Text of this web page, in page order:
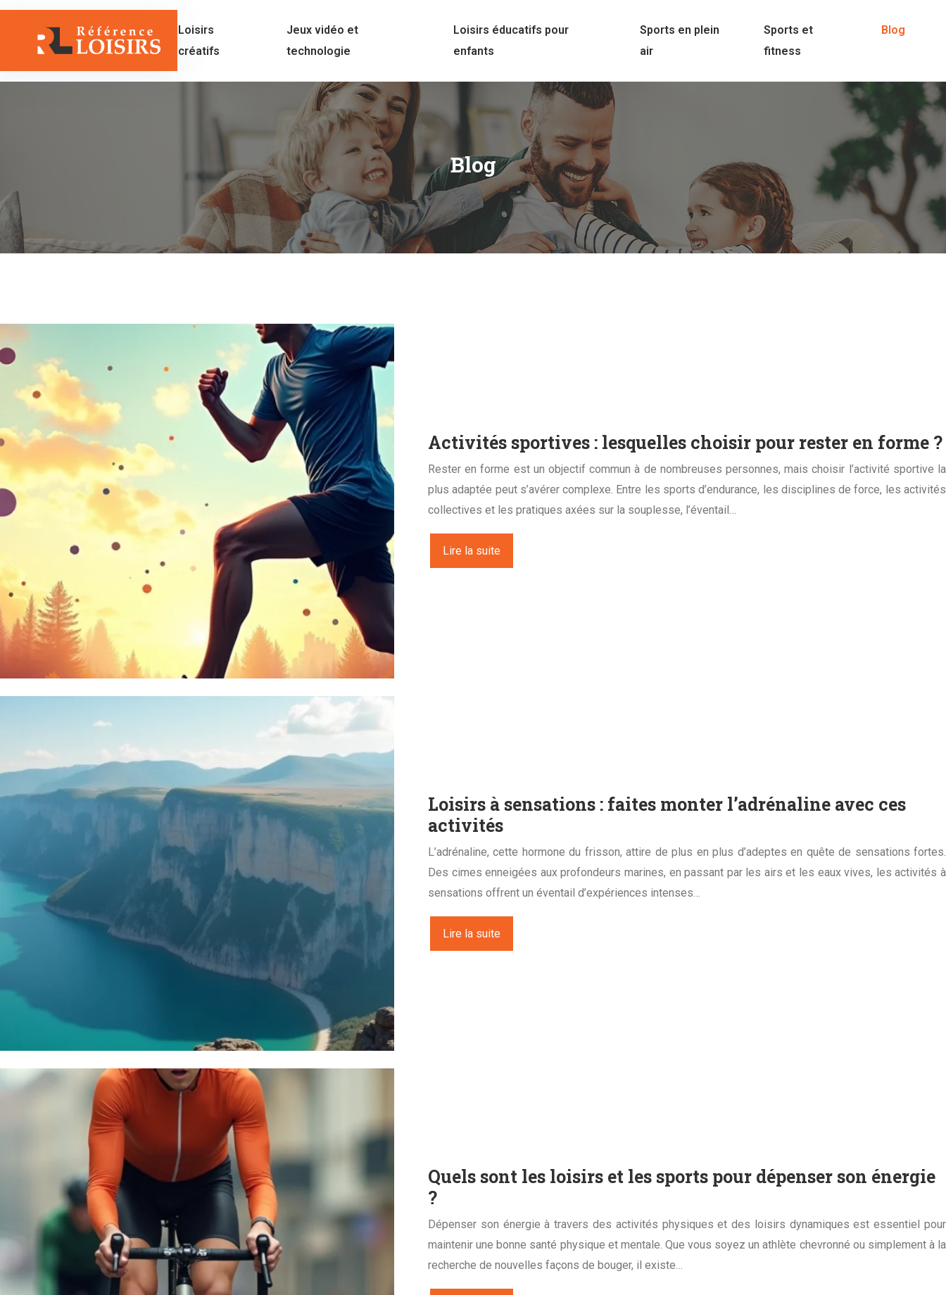
Loisirs
créatifs
Jeux vidéo et
technologie
Loisirs éducatifs pour
enfants
Sports en plein
air
Sports et
fitness
Blog
Blog
Activités sportives : lesquelles choisir pour rester en forme ?
Rester en forme est un objectif commun à de nombreuses personnes, mais choisir l’activité sportive la
plus adaptée peut s’avérer complexe. Entre les sports d’endurance, les disciplines de force, les activités
collectives et les pratiques axées sur la souplesse, l’éventail…
Lire la suite
Loisirs à sensations : faites monter l’adrénaline avec ces
activités
L’adrénaline, cette hormone du frisson, attire de plus en plus d’adeptes en quête de sensations fortes.
Des cimes enneigées aux profondeurs marines, en passant par les airs et les eaux vives, les activités à
sensations offrent un éventail d’expériences intenses…
Lire la suite
Quels sont les loisirs et les sports pour dépenser son énergie
?
Dépenser son énergie à travers des activités physiques et des loisirs dynamiques est essentiel pour
maintenir une bonne santé physique et mentale. Que vous soyez un athlète chevronné ou simplement à la
recherche de nouvelles façons de bouger, il existe…